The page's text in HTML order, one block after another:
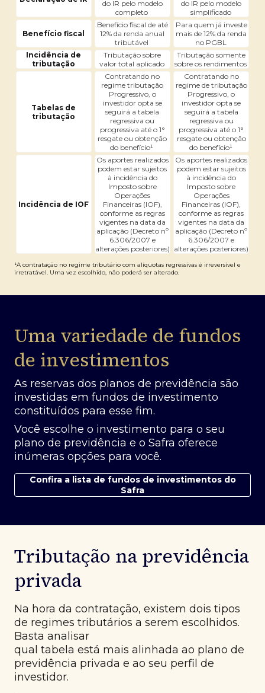
do IR pelo modelo
completo
do IR pelo modelo
simplificado
Benefício fiscal
Benefício fiscal de até
12% da renda anual
tributável
Para quem já investe
mais de 12% da renda
no PGBL
Incidência de
tributação
Tributação sobre
valor total aplicado
Tributação somente
sobre os rendimentos
Tabelas de
tributação
Contratando no
regime tributação
Progressivo, o
investidor opta se
seguirá a tabela
regressiva ou
progressiva até o 1°
resgate ou obtenção
do benefício¹
Contratando no
regime de tributação
Progressivo, o
investidor opta se
seguirá a tabela
regressiva ou
progressiva até o 1°
resgate ou obtenção
do benefício¹
Incidência de IOF
Os aportes realizados
podem estar sujeitos
à incidência do
Imposto sobre
Operações
Financeiras (IOF),
conforme as regras
vigentes na data da
aplicação (Decreto nº
6.306/2007 e
alterações posteriores)
Os aportes realizados
podem estar sujeitos
à incidência do
Imposto sobre
Operações
Financeiras (IOF),
conforme as regras
vigentes na data da
aplicação (Decreto nº
6.306/2007 e
alterações posteriores)
¹A contratação no regime tributário com alíquotas regressivas é irreversível e
irretratável. Uma vez escolhido, não poderá ser alterado.
Uma variedade de fundos
de investimentos
As reservas dos planos de previdência são
investidas em fundos de investimento
constituídos para esse fim.
Você escolhe o investimento para o seu
plano de previdência e o Safra oferece
inúmeras opções para você.
Confira a lista de fundos de investimentos do
Safra
Tributação na previdência
privada
Na hora da contratação, existem dois tipos
de regimes tributários a serem escolhidos.
Basta analisar
qual tabela está mais alinhada ao plano de
previdência privada e ao seu perfil de
investidor.